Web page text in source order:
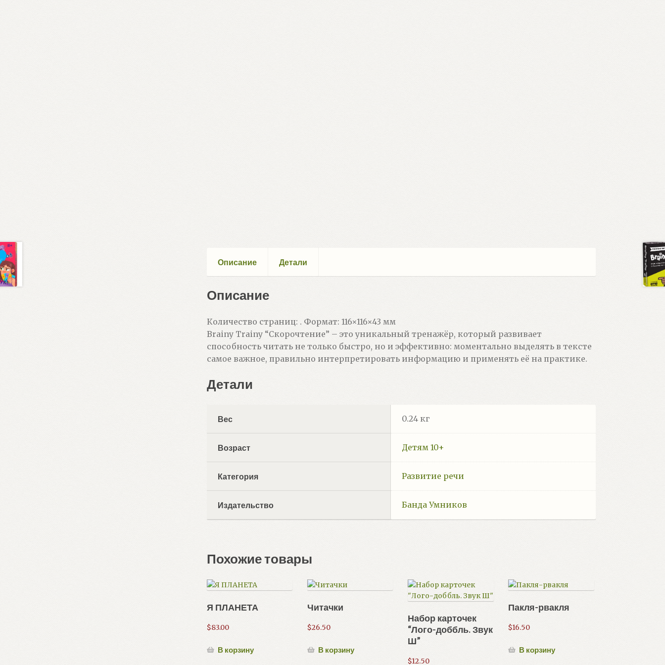
Описание Детали
Описание
Количество страниц: . Формат: 116×116×43 мм
Brainy Trainy “Скорочтение” – это уникальный тренажёр, который развивает
способность читать не только быстро, но и эффективно: моментально выделять в тексте
самое важное, правильно интерпретировать информацию и применять её на практике.
Детали
Вес 0.24 кг
Возраст Детям 10+
Категория Развитие речи
Издательство Банда Умников
Похожие товары
Я ПЛАНЕТА
$83.00
В корзину
Читачки
$26.50
В корзину
Набор карточек
“Лого-доббль. Звук
Ш”
$12.50
Пакля-рвакля
$16.50
В корзину